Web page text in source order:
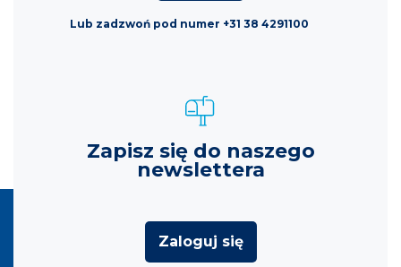
Lub zadzwoń pod numer +31 38 4291100
Zapisz się do naszego
newslettera
Zaloguj się